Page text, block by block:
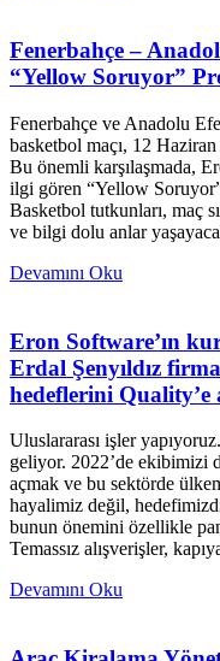
Fenerbahçe –
“Yellow Soruyor”
Fenerbahçe ve Anadolu
basketbol maçı, 12
Bu önemli karşılaşmada,
ilgi gören “Yellow
Basketbol tutkunları, maç
ve bilgi dolu anlar
Devamını Oku
Eron Software’ın
Erdal Şenyıldız
hedeflerini Quality’e
Uluslararası işler
geliyor. 2022’de ekibimizi
açmak ve bu sektörde
hayalimiz değil,
bunun önemini özellikle
Temassız alışverişler,
Devamını Oku